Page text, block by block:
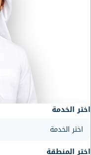
اختر الخدمة
اختر المنطقة